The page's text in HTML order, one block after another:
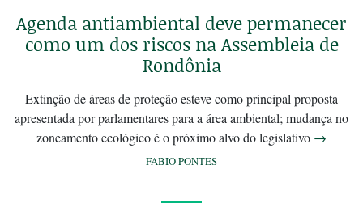
Agenda antiambiental deve permanecer
como um dos riscos na Assembleia de
Rondônia
Extinção de áreas de proteção esteve como principal proposta
apresentada por parlamentares para a área ambiental; mudança no
zoneamento ecológico é o próximo alvo do legislativo →
FABIO PONTES